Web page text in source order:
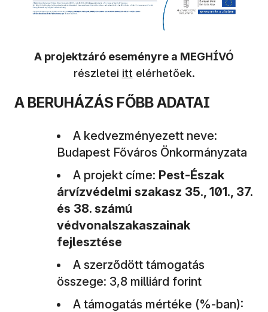
A projektzáró eseményre a MEGHÍVÓ
részletei​ (új ablakban nyílik meg)
itt elérhetőek​.
A BERUHÁZÁS FŐBB ADATAI
A kedvezményezett neve:
Budapest Főváros Önkormányzata
A projekt címe: Pest-Észak
árvízvédelmi szakasz 35., 101., 37.
és 38. számú
védvonalszakaszainak
fejlesztése
A szerződött támogatás
összege: 3,8 milliárd forint
A támogatás mértéke (%-ban):